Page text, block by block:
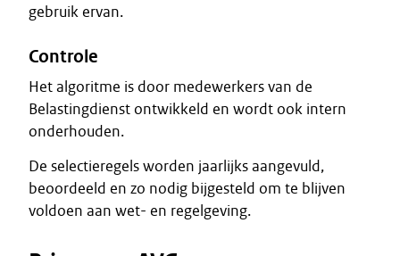
gebruik ervan.
Controle
Het algoritme is door medewerkers van de
Belastingdienst ontwikkeld en wordt ook intern
onderhouden.
De selectieregels worden jaarlijks aangevuld,
beoordeeld en zo nodig bijgesteld om te blijven
voldoen aan wet- en regelgeving.